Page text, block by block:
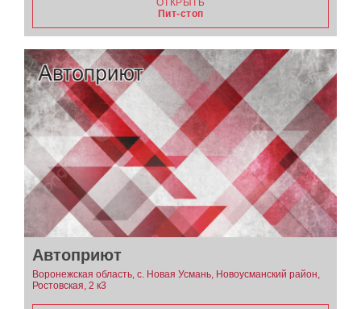
ОТКРЫТЬ
Пит-стоп
Автоприют
Воронежская область, с. Новая Усмань, Новоусманский район,
Ростовская, 2 к3